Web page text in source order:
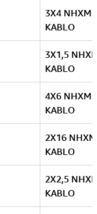
3X4
KABLO
3X1,5
KABLO
4X6
KABLO
2X16
KABLO
2X2,5
KABLO